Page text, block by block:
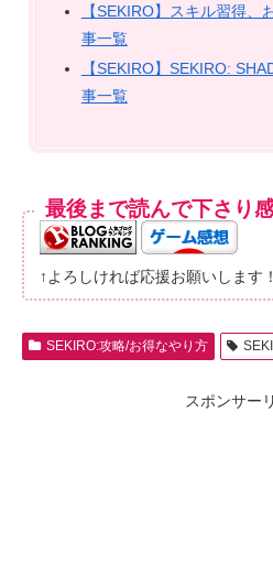
【SEKIRO】スキル習得
事一覧
【SEKIRO】SEKIRO:
事一覧
最後まで読んで下さり
↑よろしければ応援お願いします！
SEKIRO:攻略/お得なやり方
スポンサー